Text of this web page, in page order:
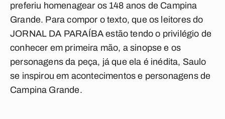
preferiu homenagear os 148 anos de Campina
Grande. Para compor o texto, que os leitores do
JORNAL DA PARAÍBA estão tendo o privilégio de
conhecer em primeira mão, a sinopse e os
personagens da peça, já que ela é inédita, Saulo
se inspirou em acontecimentos e personagens de
Campina Grande.